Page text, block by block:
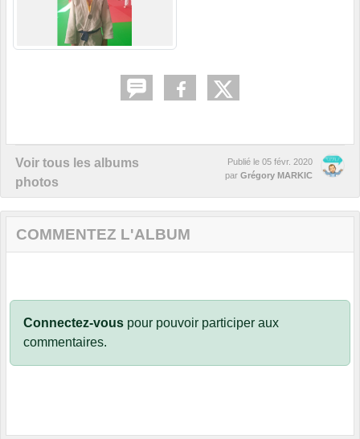
Voir tous les albums
photos
Publié le 05 févr. 2020
par Grégory MARKIC
COMMENTEZ L'ALBUM
Connectez-vous pour pouvoir participer aux
commentaires.